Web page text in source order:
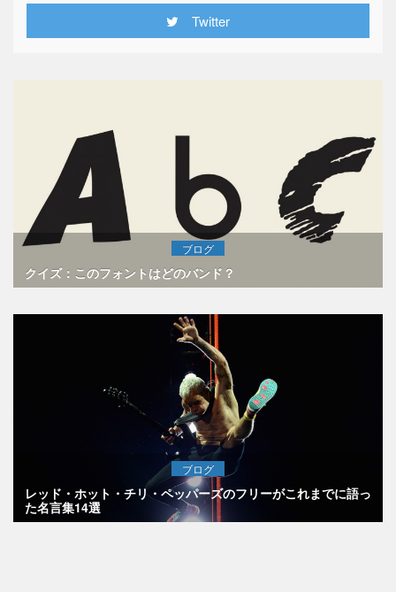
Twitter
ブログ
クイズ：このフォントはどのバンド？
ブログ
レッド・ホット・チリ・ペッパーズのフリーがこれまでに語っ
た名言集14選